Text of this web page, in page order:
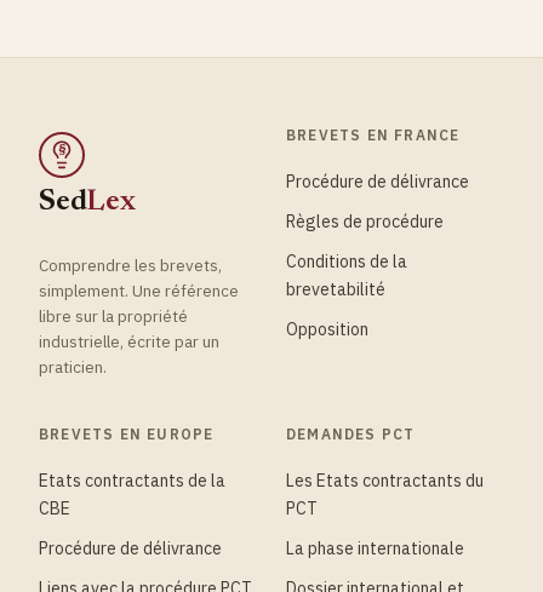
§
SedLex
Comprendre les brevets,
simplement. Une référence
libre sur la propriété
industrielle, écrite par un
praticien.
BREVETS EN FRANCE
Procédure de délivrance
Règles de procédure
Conditions de la
brevetabilité
Opposition
BREVETS EN EUROPE
Etats contractants de la
CBE
Procédure de délivrance
DEMANDES PCT
Les Etats contractants du
PCT
La phase internationale